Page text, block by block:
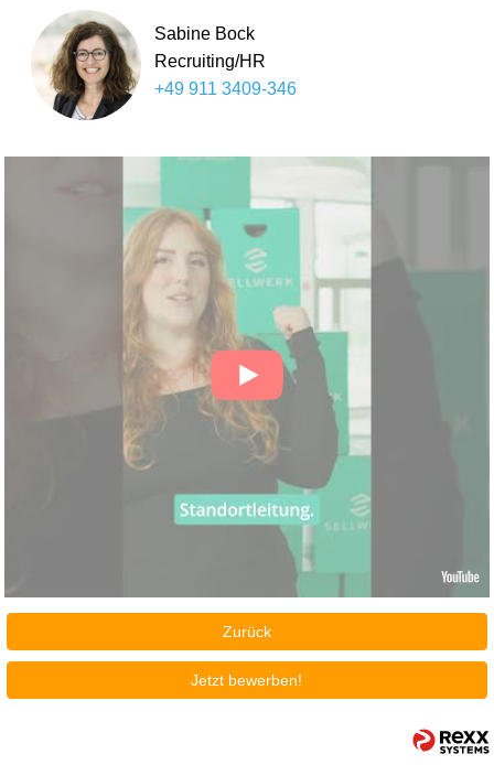
Sabine Bock
Recruiting/HR
+49 911 3409-346
Zurück
Jetzt bewerben!